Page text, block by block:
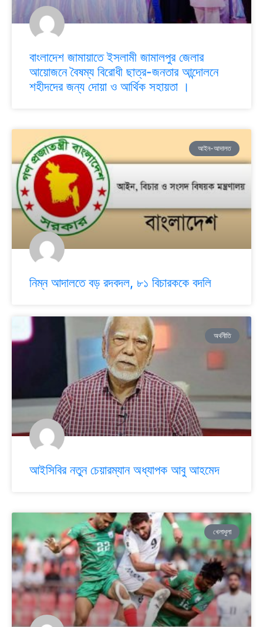
বাংলাদেশ জামায়াতে ইসলামী জামালপুর জেলার
আয়োজনে বৈষম্য বিরোধী ছাত্র-জনতার আন্দোলনে
শহীদদের জন্য দোয়া ও আর্থিক সহায়তা ।
আইন-আদালত
নিম্ন আদালতে বড় রদবদল, ৮১ বিচারককে বদলি
অর্থনীতি
আইসিবির নতুন চেয়ারম্যান অধ্যাপক আবু আহমেদ
খেলাধুলা